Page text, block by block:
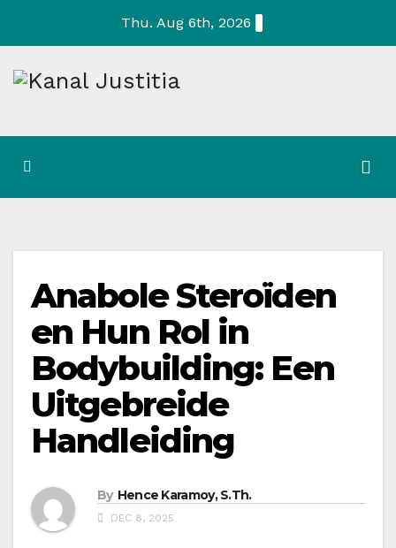
Thu. Aug 6th, 2026
Anabole Steroïden
en Hun Rol in
Bodybuilding: Een
Uitgebreide
Handleiding
By Hence Karamoy, S.Th.
DEC 8, 2025